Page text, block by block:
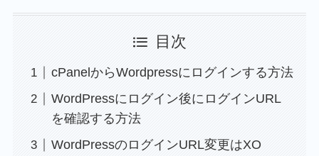
目次
cPanelからWordpressにログインする方法
WordPressにログイン後にログインURL
を確認する方法
WordPressのログインURL変更はXO